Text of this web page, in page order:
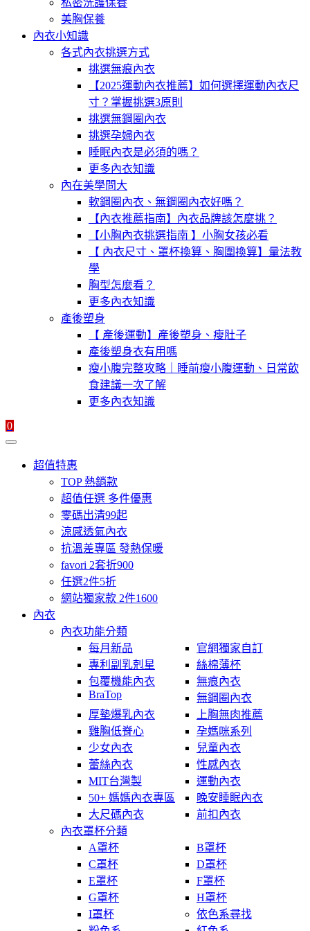
私密洗護保養
美胸保養
內衣小知識
各式內衣挑選方式
挑選無痕內衣
【2025運動內衣推薦】如何選擇運動內衣尺
寸？掌握挑選3原則
挑選無鋼圈內衣
挑選孕婦內衣
睡眠內衣是必須的嗎？
更多內衣知識
內在美學問大
軟鋼圈內衣、無鋼圈內衣好嗎？
【內衣推薦指南】內衣品牌該怎麼挑？
【小胸內衣挑選指南 】小胸女孩必看
【 內衣尺寸、罩杯換算、胸圍換算】量法教
學
胸型怎麼看？
更多內衣知識
產後塑身
【 產後運動】產後塑身、瘦肚子
產後塑身衣有用嗎
瘦小腹完整攻略｜睡前瘦小腹運動、日常飲
食建議一次了解
更多內衣知識
0
超值特惠
TOP 熱銷款
超值任選 多件優惠
零碼出清99起
涼感透氣內衣
抗溫差專區 發熱保暖
favori 2套折900
任選2件5折
網站獨家款 2件1600
內衣
內衣功能分類
每月新品
官網獨家自訂
專利副乳剋星
絲棉薄杯
包覆機能內衣
無痕內衣
BraTop
無鋼圈內衣
厚墊爆乳內衣
上胸無肉推薦
雞胸低脊心
孕媽咪系列
少女內衣
兒童內衣
蕾絲內衣
性感內衣
MIT台灣製
運動內衣
50+ 媽媽內衣專區
晚安睡眠內衣
大尺碼內衣
前扣內衣
內衣罩杯分類
A罩杯
B罩杯
C罩杯
D罩杯
E罩杯
F罩杯
G罩杯
H罩杯
I罩杯
依色系尋找